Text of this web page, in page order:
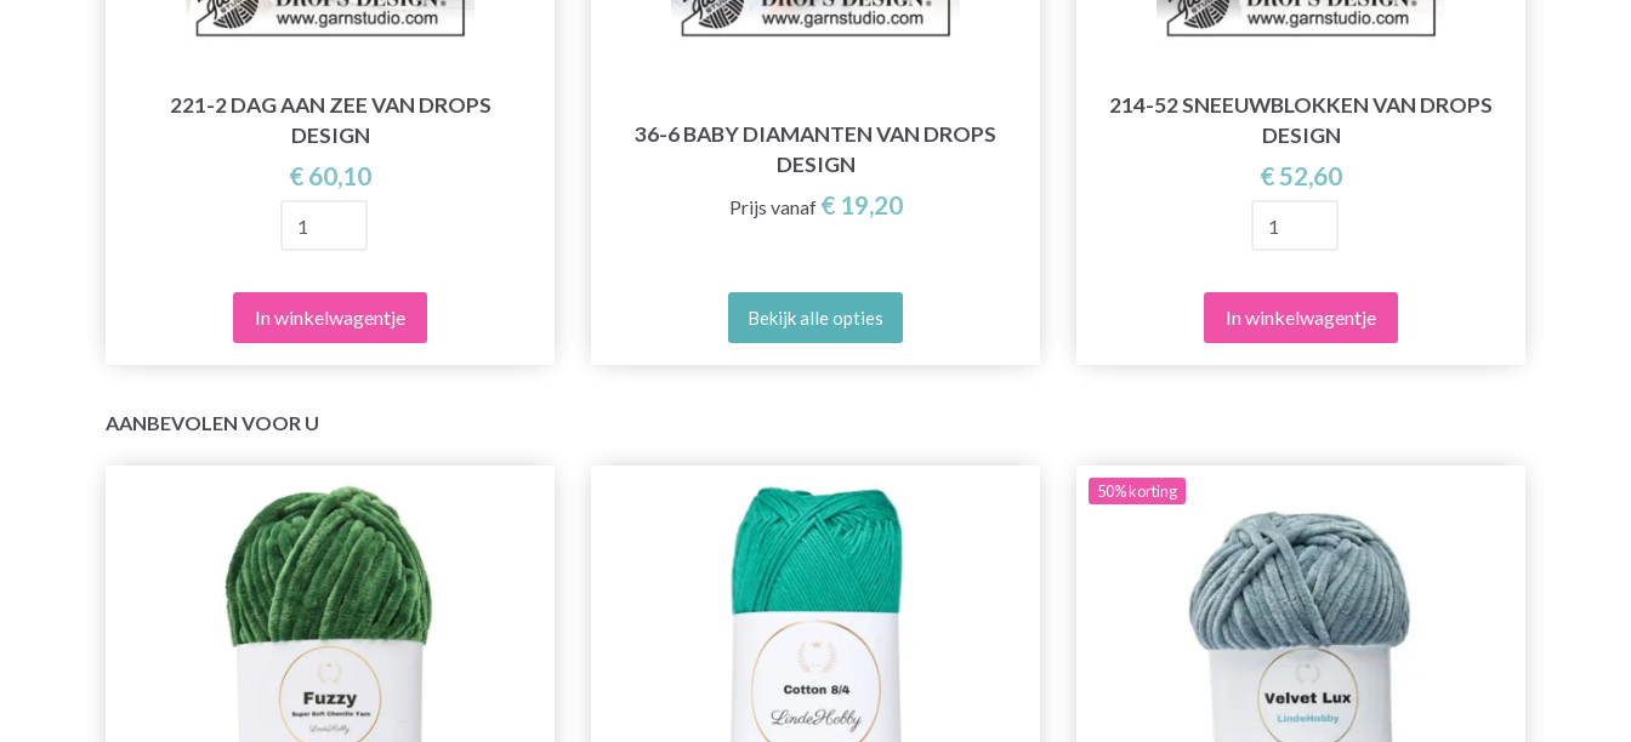
221-2 DAG AAN ZEE VAN DROPS
DESIGN
€ 60,10
In winkelwagentje
36-6 BABY DIAMANTEN VAN DROPS
DESIGN
Prijs vanaf € 19,20
Bekijk alle opties
214-52 SNEEUWBLOKKEN VAN DROPS
DESIGN
€ 52,60
In winkelwagentje
AANBEVOLEN VOOR U
50%korting